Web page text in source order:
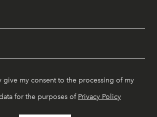
give my consent to the processing of my
for the purposes of Privacy Policy